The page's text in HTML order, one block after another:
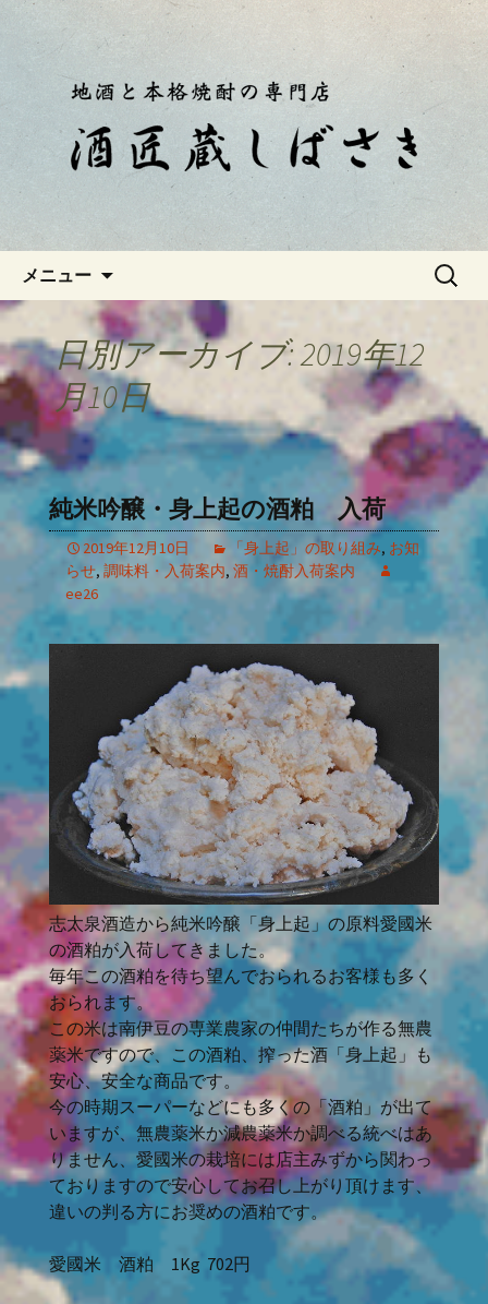
静岡・南伊豆の酒屋「酒匠蔵し
ばさき」のブログ
静岡・南伊豆の酒屋「酒匠蔵しばさ
き」おやじのつぶやき
メニュー
検
日別アーカイブ: 2019年12
月10日
純米吟醸・身上起の酒粕 入荷
2019年12月10日 「身上起」の取り組み, お知
らせ, 調味料・入荷案内, 酒・焼酎入荷案内
ee26
志太泉酒造から純米吟醸「身上起」の原料愛國米
の酒粕が入荷してきました。
毎年この酒粕を待ち望んでおられるお客様も多く
おられます。
この米は南伊豆の専業農家の仲間たちが作る無農
薬米ですので、この酒粕、搾った酒「身上起」も
安心、安全な商品です。
今の時期スーパーなどにも多くの「酒粕」が出て
いますが、無農薬米か減農薬米か調べる統べはあ
りません、愛國米の栽培には店主みずから関わっ
ておりますので安心してお召し上がり頂けます、
違いの判る方にお奨めの酒粕です。
愛國米 酒粕 1Kg 702円